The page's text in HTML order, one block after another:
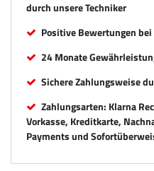
durch unsere Techniker
Positive Bewertungen
24 Monate
Sichere Zahlungsweise
Zahlungsarten: Klarna
Vorkasse, Kreditkarte,
Payments und